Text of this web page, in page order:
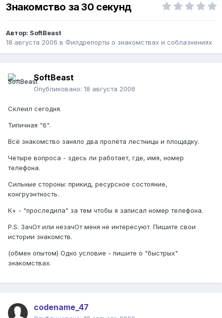
Знакомство за 30 секунд
Автор: SoftBeast
18 августа 2006 в Филдрепорты о знакомствах и соблазнениях
SoftBeast
Опубликовано: 18 августа 2006
Склеил сегодня.
Типичная "6".
Всё знакомство заняло два пролёта лестницы и площадку.
Четыре вопроса - здесь ли работает, где, имя, номер
телефона.
Сильные стороны: прикид, ресурсное состояние,
конгруэнтность.
К+ - "проследила" за тем чтобы я записал номер телефона.
P.S. ЗачОт или незачОт меня не интересуют. Пишите свои
истории знакомств.
(обмен опытом) Одно условие - пишите о "быстрых"
знакомствах.
codename_47